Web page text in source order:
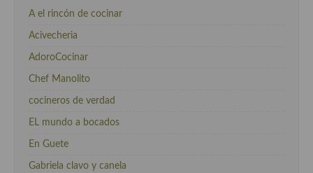
A el rincón de cocinar
Acivecheria
AdoroCocinar
Chef Manolito
cocineros de verdad
EL mundo a bocados
En Guete
Gabriela clavo y canela